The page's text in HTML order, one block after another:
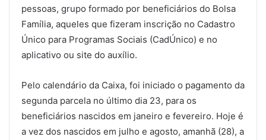
pessoas, grupo formado por beneficiários do Bolsa
Família, aqueles que fizeram inscrição no Cadastro
Único para Programas Sociais (CadÚnico) e no
aplicativo ou site do auxílio.
Pelo calendário da Caixa, foi iniciado o pagamento da
segunda parcela no último dia 23, para os
beneficiários nascidos em janeiro e fevereiro. Hoje é
a vez dos nascidos em julho e agosto, amanhã (28), a